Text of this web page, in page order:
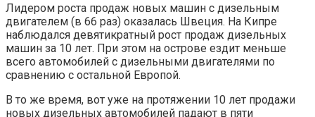
Лидером роста продаж новых машин с дизельным
двигателем (в 66 раз) оказалась Швеция. На Кипре
наблюдался девятикратный рост продаж дизельных
машин за 10 лет. При этом на острове ездит меньше
всего автомобилей с дизельными двигателями по
сравнению с остальной Европой.
В то же время, вот уже на протяжении 10 лет продажи
новых дизельных автомобилей падают в пяти